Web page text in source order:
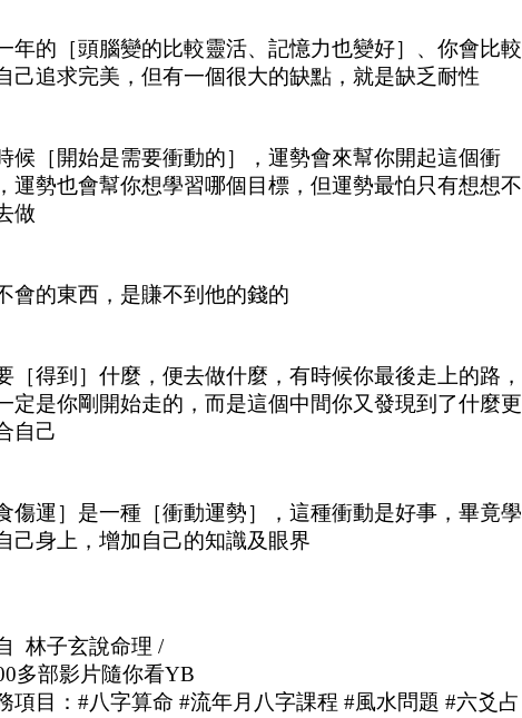
年的［頭腦變的比較靈活、記憶力也變好］、你會比較
己追求完美，但有一個很大的缺點，就是缺乏耐性
候［開始是需要衝動的］，運勢會來幫你開起這個衝
運勢也會幫你想學習哪個目標，但運勢最怕只有想想不
做
會的東西，是賺不到他的錢的
［得到］什麼，便去做什麼，有時候你最後走上的路，
定是你剛開始走的，而是這個中間你又發現到了什麼更
自己
食傷運］是一種［衝動運勢］，這種衝動是好事，畢竟學
己身上，增加自己的知識及眼界
林子玄說命理 /
多部影片隨你看YB
項目：#八字算命 #流年月八字課程 #風水問題 #六爻占